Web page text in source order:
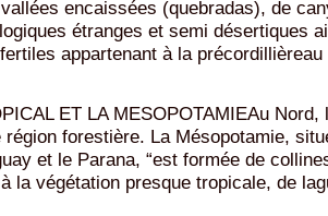
encaissées (quebradas), de
étranges et semi désertiques
appartenant à la
ET LA MESOPOTAMIEAu Nord,
forestière. La Mésopotamie,
et le Parana, “est formée de
la végétation presque tropicale, de